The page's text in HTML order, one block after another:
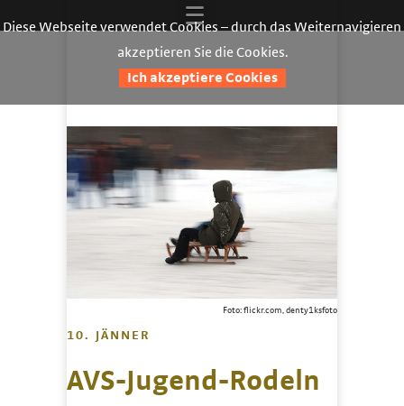
Foto: flickr.com, denty1ksfoto
10. JÄNNER
AVS-Jugend-Rodeln
Diese Webseite verwendet Cookies – durch das Weiternavigieren
akzeptieren Sie die Cookies.
Ich akzeptiere Cookies